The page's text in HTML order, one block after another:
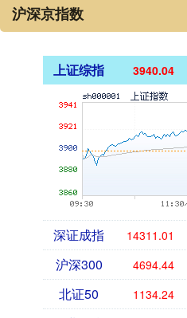
沪深京指数
上证综指 3940.04
深证成指 14311.01
沪深300 4694.44
北证50 1134.24